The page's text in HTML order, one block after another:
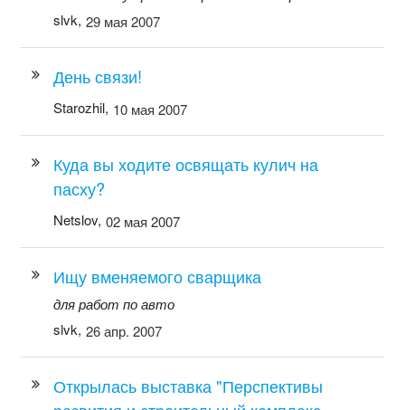
slvk, 29 мая 2007
День связи!
Starozhil, 10 мая 2007
Куда вы ходите освящать кулич на
пасху?
Netslov, 02 мая 2007
Ищу вменяемого сварщика
для работ по авто
slvk, 26 апр. 2007
Открылась выставка "Перспективы